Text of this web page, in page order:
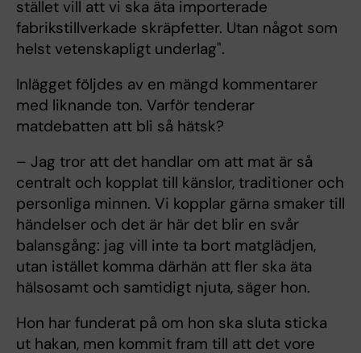
stället vill att vi ska äta importerade
fabrikstillverkade skräpfetter. Utan något som
helst vetenskapligt underlag".
Inlägget följdes av en mängd kommentarer
med liknande ton. Varför tenderar
matdebatten att bli så hätsk?
– Jag tror att det handlar om att mat är så
centralt och kopplat till känslor, traditioner och
personliga minnen. Vi kopplar gärna smaker till
händelser och det är här det blir en svår
balansgång: jag vill inte ta bort matglädjen,
utan istället komma därhän att fler ska äta
hälsosamt och samtidigt njuta, säger hon.
Hon har funderat på om hon ska sluta sticka
ut hakan, men kommit fram till att det vore